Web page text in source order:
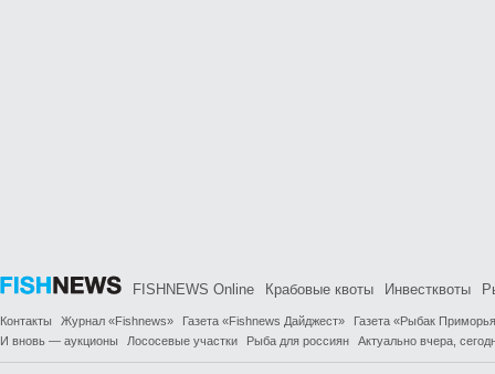
FISHNEWS Online Крабовые квоты Инвестквоты
Контакты Журнал «Fishnews» Газета «Fishnews Дайджест»
Газета «Рыбак
И вновь — аукционы
Лососевые участки Рыба для россиян Актуально вчера,